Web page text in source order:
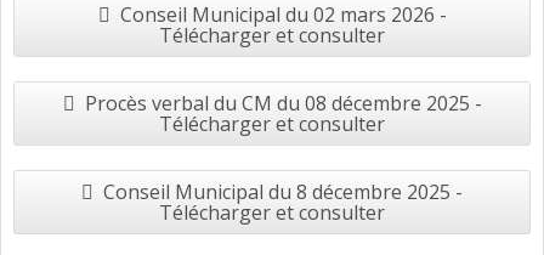
Conseil Municipal du 02 mars 2026 -
Télécharger et consulter
Procès verbal du CM du 08 décembre 2025 -
Télécharger et consulter
Conseil Municipal du 8 décembre 2025 -
Télécharger et consulter